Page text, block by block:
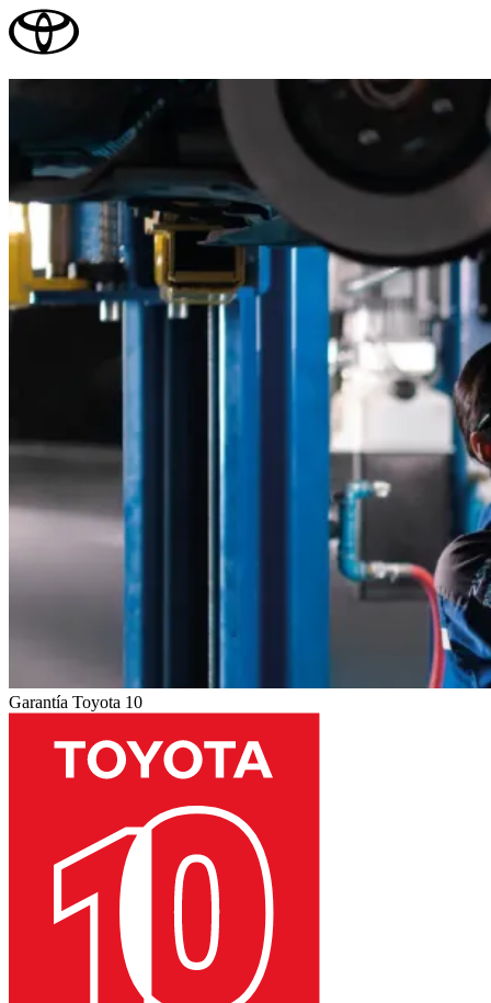
Garantía Toyota 10